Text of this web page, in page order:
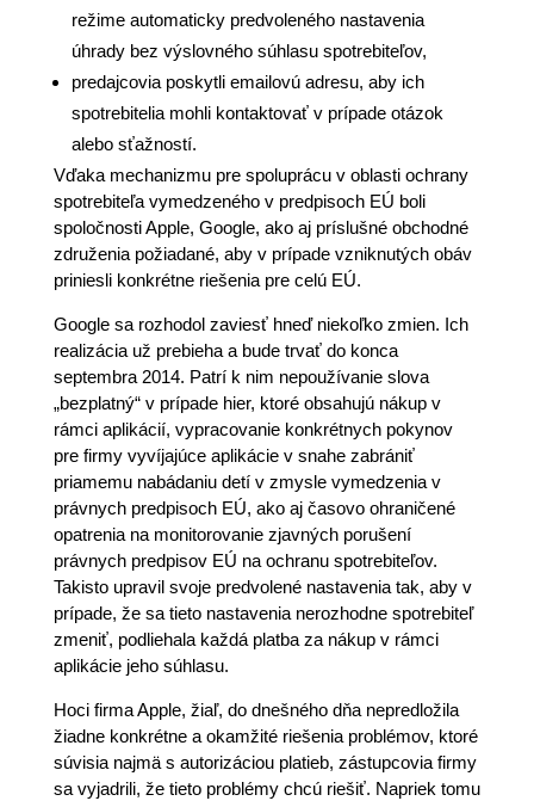
režime automaticky predvoleného nastavenia
úhrady bez výslovného súhlasu spotrebiteľov,
predajcovia poskytli emailovú adresu, aby ich
spotrebitelia mohli kontaktovať v prípade otázok
alebo sťažností.
Vďaka mechanizmu pre spoluprácu v oblasti ochrany
spotrebiteľa vymedzeného v predpisoch EÚ boli
spoločnosti Apple, Google, ako aj príslušné obchodné
združenia požiadané, aby v prípade vzniknutých obáv
priniesli konkrétne riešenia pre celú EÚ.
Google sa rozhodol zaviesť hneď niekoľko zmien. Ich
realizácia už prebieha a bude trvať do konca
septembra 2014. Patrí k nim nepoužívanie slova
„bezplatný“ v prípade hier, ktoré obsahujú nákup v
rámci aplikácií, vypracovanie konkrétnych pokynov
pre firmy vyvíjajúce aplikácie v snahe zabrániť
priamemu nabádaniu detí v zmysle vymedzenia v
právnych predpisoch EÚ, ako aj časovo ohraničené
opatrenia na monitorovanie zjavných porušení
právnych predpisov EÚ na ochranu spotrebiteľov.
Takisto upravil svoje predvolené nastavenia tak, aby v
prípade, že sa tieto nastavenia nerozhodne spotrebiteľ
zmeniť, podliehala každá platba za nákup v rámci
aplikácie jeho súhlasu.
Hoci firma Apple, žiaľ, do dnešného dňa nepredložila
žiadne konkrétne a okamžité riešenia problémov, ktoré
súvisia najmä s autorizáciou platieb, zástupcovia firmy
sa vyjadrili, že tieto problémy chcú riešiť. Napriek tomu